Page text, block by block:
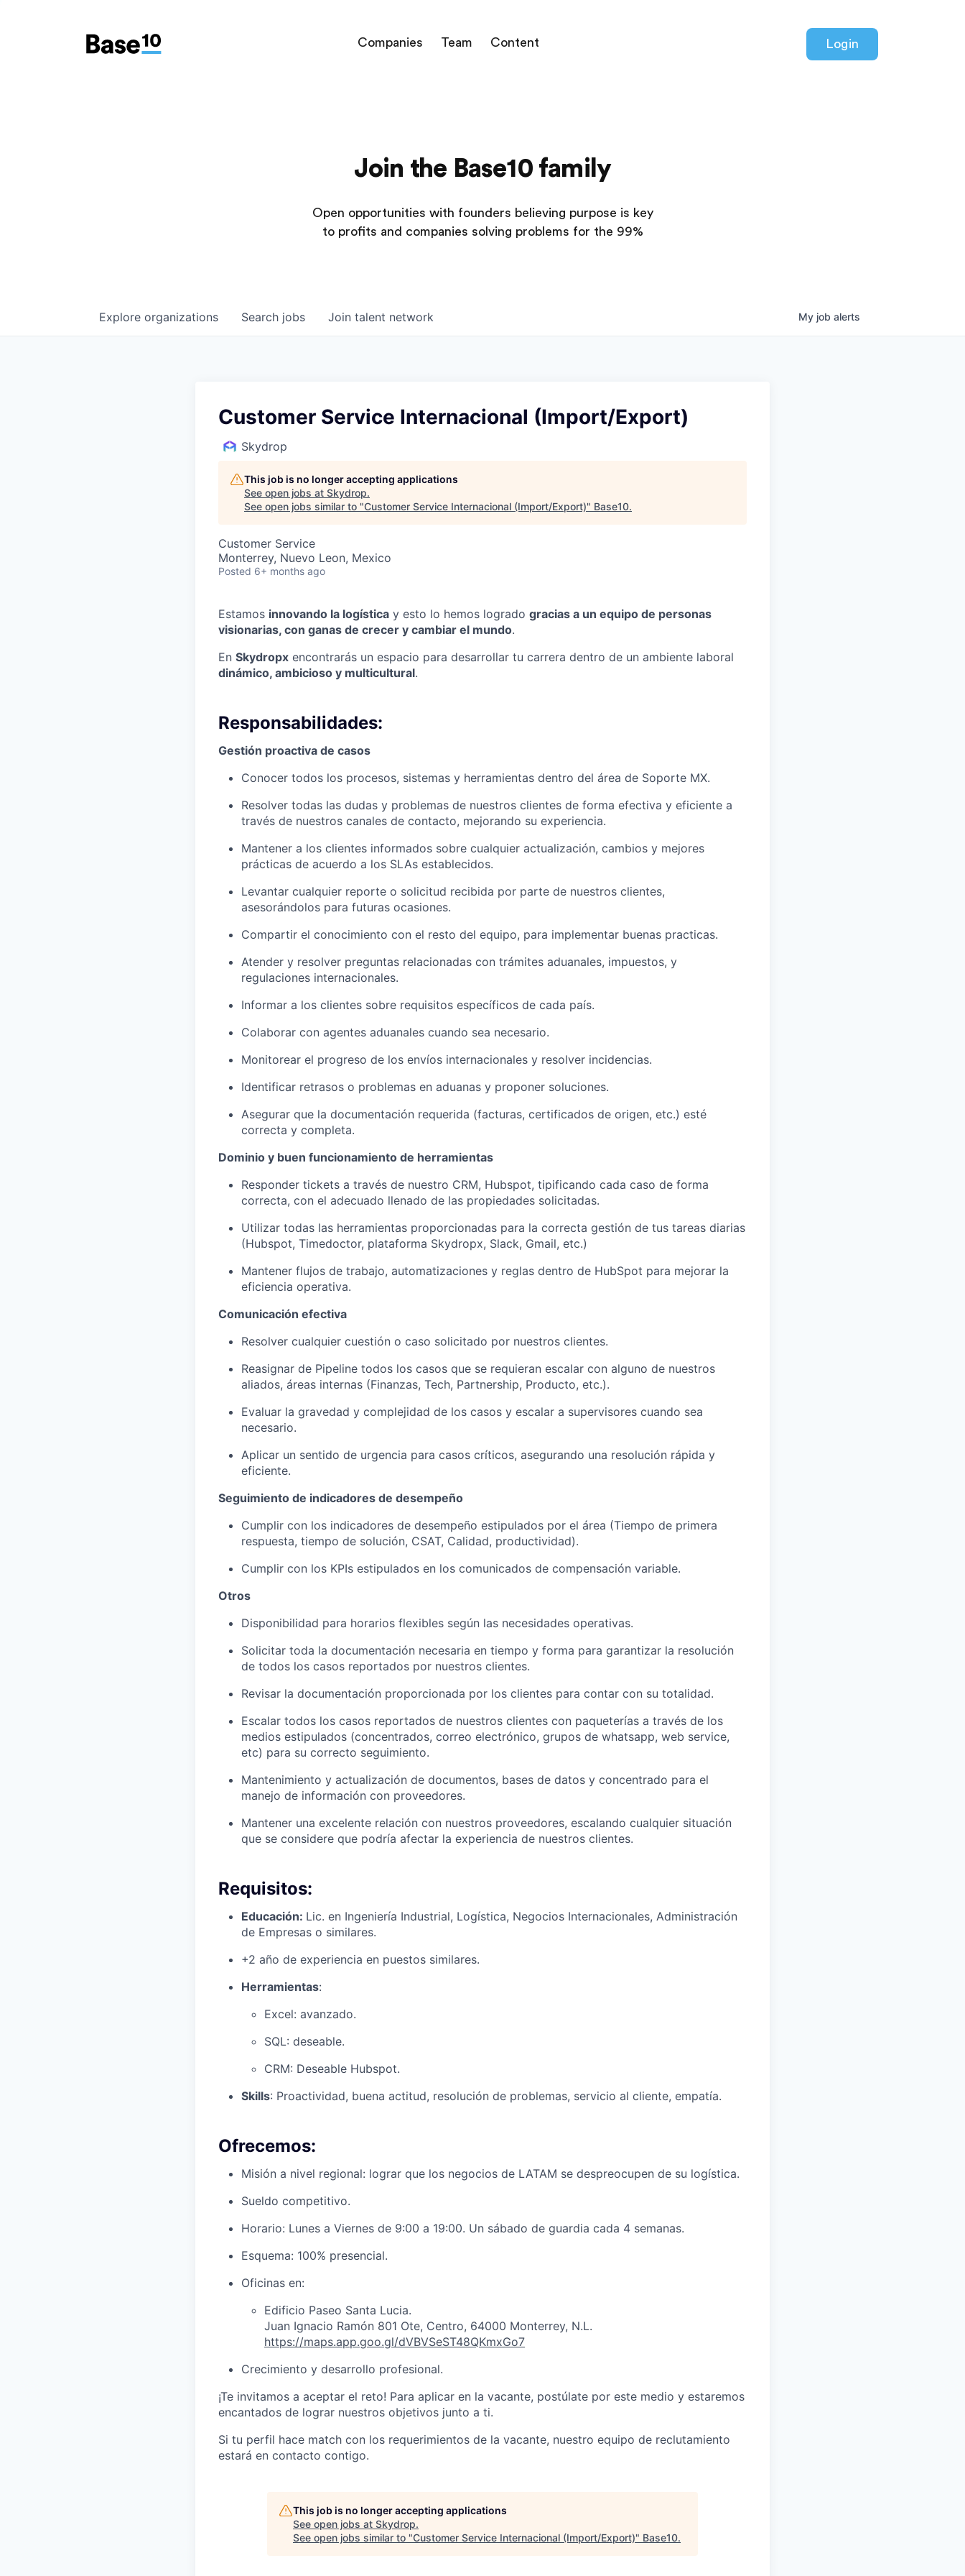
Companies Team Content Login
Join the Base10 family
Open opportunities with founders believing purpose is key
to profits and companies solving problems for the 99%
Search jobs
Explore organizations Join talent network My job alerts
Customer Service Internacional (Import/Export)
Skydrop
This job is no longer accepting applications
See open jobs at Skydrop.
See open jobs similar to "Customer Service Internacional (Import/Export)" Base10.
Customer Service
Monterrey, Nuevo Leon, Mexico
Posted 6+ months ago
Estamos innovando la logística y esto lo hemos logrado gracias a un equipo de personas
visionarias, con ganas de crecer y cambiar el mundo.
En Skydropx encontrarás un espacio para desarrollar tu carrera dentro de un ambiente laboral
dinámico, ambicioso y multicultural.
Responsabilidades:
Gestión proactiva de casos
Conocer todos los procesos, sistemas y herramientas dentro del área de Soporte MX.
Resolver todas las dudas y problemas de nuestros clientes de forma efectiva y eficiente a
través de nuestros canales de contacto, mejorando su experiencia.
Mantener a los clientes informados sobre cualquier actualización, cambios y mejores
prácticas de acuerdo a los SLAs establecidos.
Levantar cualquier reporte o solicitud recibida por parte de nuestros clientes,
asesorándolos para futuras ocasiones.
Compartir el conocimiento con el resto del equipo, para implementar buenas practicas.
Atender y resolver preguntas relacionadas con trámites aduanales, impuestos, y
regulaciones internacionales.
Informar a los clientes sobre requisitos específicos de cada país.
Colaborar con agentes aduanales cuando sea necesario.
Monitorear el progreso de los envíos internacionales y resolver incidencias.
Identificar retrasos o problemas en aduanas y proponer soluciones.
Asegurar que la documentación requerida (facturas, certificados de origen, etc.) esté
correcta y completa.
Dominio y buen funcionamiento de herramientas
Responder tickets a través de nuestro CRM, Hubspot, tipificando cada caso de forma
correcta, con el adecuado llenado de las propiedades solicitadas.
Utilizar todas las herramientas proporcionadas para la correcta gestión de tus tareas diarias
(Hubspot, Timedoctor, plataforma Skydropx, Slack, Gmail, etc.)
Mantener flujos de trabajo, automatizaciones y reglas dentro de HubSpot para mejorar la
eficiencia operativa.
Comunicación efectiva
Resolver cualquier cuestión o caso solicitado por nuestros clientes.
Reasignar de Pipeline todos los casos que se requieran escalar con alguno de nuestros
aliados, áreas internas (Finanzas, Tech, Partnership, Producto, etc.).
Evaluar la gravedad y complejidad de los casos y escalar a supervisores cuando sea
necesario.
Aplicar un sentido de urgencia para casos críticos, asegurando una resolución rápida y
eficiente.
Seguimiento de indicadores de desempeño
Cumplir con los indicadores de desempeño estipulados por el área (Tiempo de primera
respuesta, tiempo de solución, CSAT, Calidad, productividad).
Cumplir con los KPIs estipulados en los comunicados de compensación variable.
Otros
Disponibilidad para horarios flexibles según las necesidades operativas.
Solicitar toda la documentación necesaria en tiempo y forma para garantizar la resolución
de todos los casos reportados por nuestros clientes.
Revisar la documentación proporcionada por los clientes para contar con su totalidad.
Escalar todos los casos reportados de nuestros clientes con paqueterías a través de los
medios estipulados (concentrados, correo electrónico, grupos de whatsapp, web service,
etc) para su correcto seguimiento.
Mantenimiento y actualización de documentos, bases de datos y concentrado para el
manejo de información con proveedores.
Mantener una excelente relación con nuestros proveedores, escalando cualquier situación
que se considere que podría afectar la experiencia de nuestros clientes.
Requisitos:
Educación: Lic. en Ingeniería Industrial, Logística, Negocios Internacionales, Administración
de Empresas o similares.
+2 año de experiencia en puestos similares.
Herramientas:
Excel: avanzado.
SQL: deseable.
CRM: Deseable Hubspot.
Skills: Proactividad, buena actitud, resolución de problemas, servicio al cliente, empatía.
Ofrecemos:
Misión a nivel regional: lograr que los negocios de LATAM se despreocupen de su logística.
Sueldo competitivo.
Horario: Lunes a Viernes de 9:00 a 19:00. Un sábado de guardia cada 4 semanas.
Esquema: 100% presencial.
Oficinas en:
Edificio Paseo Santa Lucia.
Juan Ignacio Ramón 801 Ote, Centro, 64000 Monterrey, N.L.
https://maps.app.goo.gl/dVBVSeST48QKmxGo7
Crecimiento y desarrollo profesional.
¡Te invitamos a aceptar el reto! Para aplicar en la vacante, postúlate por este medio y estaremos
encantados de lograr nuestros objetivos junto a ti.
Si tu perfil hace match con los requerimientos de la vacante, nuestro equipo de reclutamiento
estará en contacto contigo.
This job is no longer accepting applications
See open jobs at Skydrop.
See open jobs similar to "Customer Service Internacional (Import/Export)" Base10.